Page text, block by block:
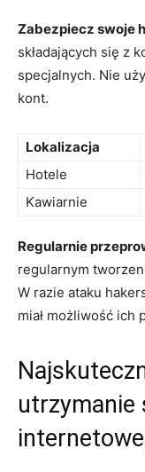
Zabezpiecz swoje
składających się z
specjalnych. Nie
kont.
Lokalizacja
Hotele
Kawiarnie
Regularnie
regularnym
W razie ataku
miał możliwość ich
utrzymanie